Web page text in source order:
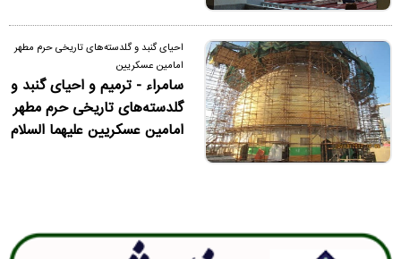
احیای گنبد و گلدسته‌های تاریخی حرم مطهر
امامین عسکریین
سامراء - ترمیم و احیای گنبد و
گلدسته‌های تاریخی حرم مطهر
امامین عسکریین علیهما السلام